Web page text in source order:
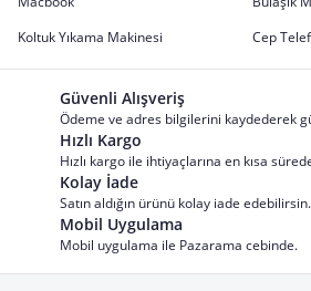
Koltuk Yıkama Makinesi
Cep
Güvenli Alışveriş
Ödeme ve adres bilgilerini kaydederek
Hızlı Kargo
Hızlı kargo ile ihtiyaçlarına en kısa
Kolay İade
Satın aldığın ürünü kolay iade edebilirsin.
Mobil Uygulama
Mobil uygulama ile Pazarama cebinde.